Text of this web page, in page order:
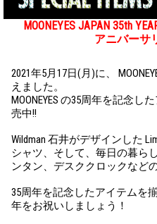
MOONEYES JAPAN 35th
アニバーサ
2021年5月17日(月)に、
えました。
MOONEYES の35周年を記念
売中!!
Wildman 石井がデザインした
シャツ、そして、毎日の暮ら
ンタン、デスククロックなど
35周年を記念したアイテムを揃
年をお祝いしましょう！